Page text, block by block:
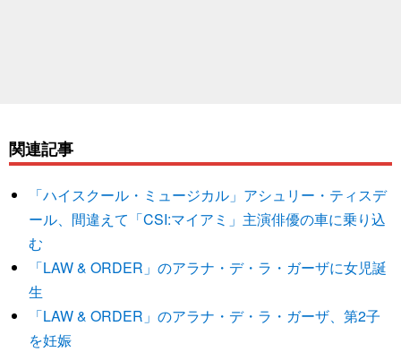
関連記事
「ハイスクール・ミュージカル」アシュリー・ティスデ
ール、間違えて「CSI:マイアミ」主演俳優の車に乗り込
む
「LAW & ORDER」のアラナ・デ・ラ・ガーザに女児誕
生
「LAW & ORDER」のアラナ・デ・ラ・ガーザ、第2子
を妊娠